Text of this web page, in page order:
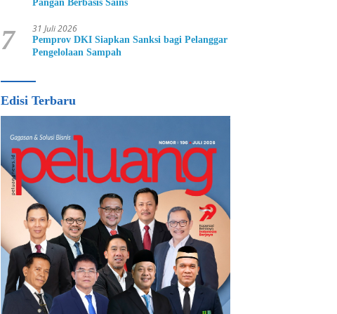
Pangan Berbasis Sains
7 31 Juli 2026
Pemprov DKI Siapkan Sanksi bagi Pelanggar
Pengelolaan Sampah
Edisi Terbaru